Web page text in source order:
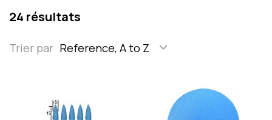
24 résultats
Trier par Reference, A to Z